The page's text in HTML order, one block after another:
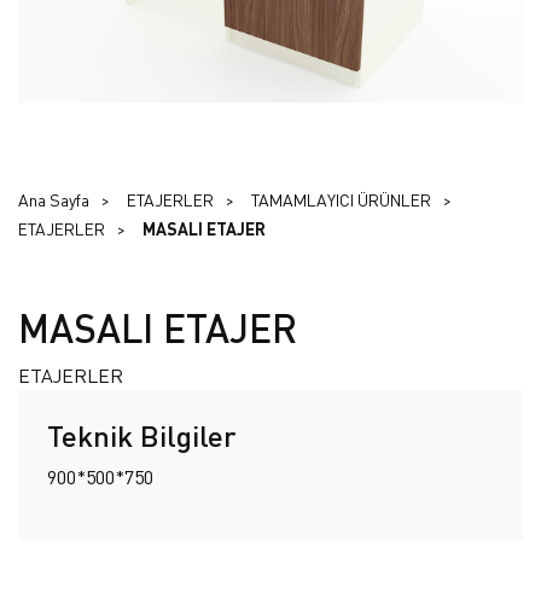
Ana Sayfa ETAJERLER
TAMAMLAYICI ÜRÜNLER
ETAJERLER
MASALI ETAJER
MASALI ETAJER
ETAJERLER
Teknik Bilgiler
900*500*750